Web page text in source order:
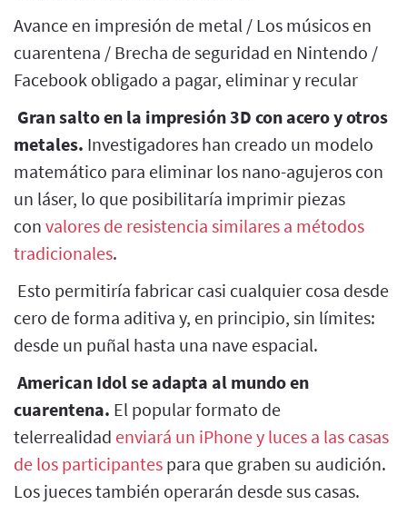
Avance en impresión de metal / Los músicos en
cuarentena / Brecha de seguridad en Nintendo /
Facebook obligado a pagar, eliminar y recular
Gran salto en la impresión 3D con acero y otros
metales. Investigadores han creado un modelo
matemático para eliminar los nano-agujeros con
un láser, lo que posibilitaría imprimir piezas
con valores de resistencia similares a métodos
tradicionales.
Esto permitiría fabricar casi cualquier cosa desde
cero de forma aditiva y, en principio, sin límites:
desde un puñal hasta una nave espacial.
American Idol se adapta al mundo en
cuarentena. El popular formato de
telerrealidad enviará un iPhone y luces a las casas
de los participantes para que graben su audición.
Los jueces también operarán desde sus casas.